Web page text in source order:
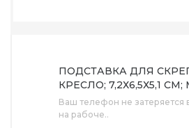
ПОДСТАВКА ДЛЯ
КРЕСЛО; 7,2Х6,5Х5,1
ЛАЗЕРНАЯ
Ваш телефон не затеряется
на рабоче..